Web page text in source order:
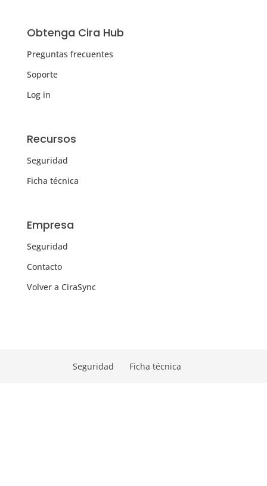
Obtenga Cira Hub
Preguntas frecuentes
Soporte
Log in
Recursos
Seguridad
Ficha técnica
Empresa
Seguridad
Contacto
Volver a CiraSync
Seguridad Ficha técnica